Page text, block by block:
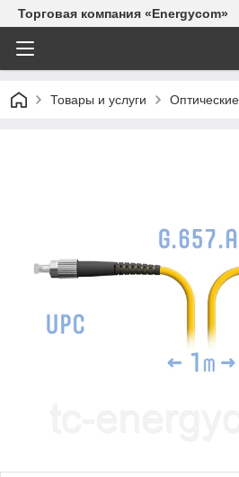
Торговая компания «Energycom»
Товары и услуги